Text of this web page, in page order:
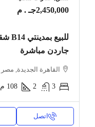
2,450,000جـ . م
جاردن مباشرة
القاهرة الجديدة, مصر
3
2
108 م2
اتصل